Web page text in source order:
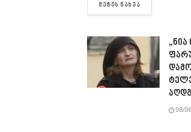
ᲛᲔᲢᲘᲡ ᲜᲐᲮᲕᲐ
08/